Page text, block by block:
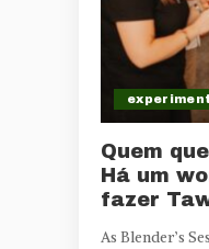
Quem
Há um
fazer
As Blender’s